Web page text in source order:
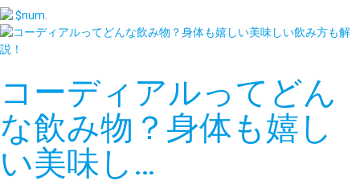
コーディアルってどん
な飲み物？身体も嬉し
い美味し…